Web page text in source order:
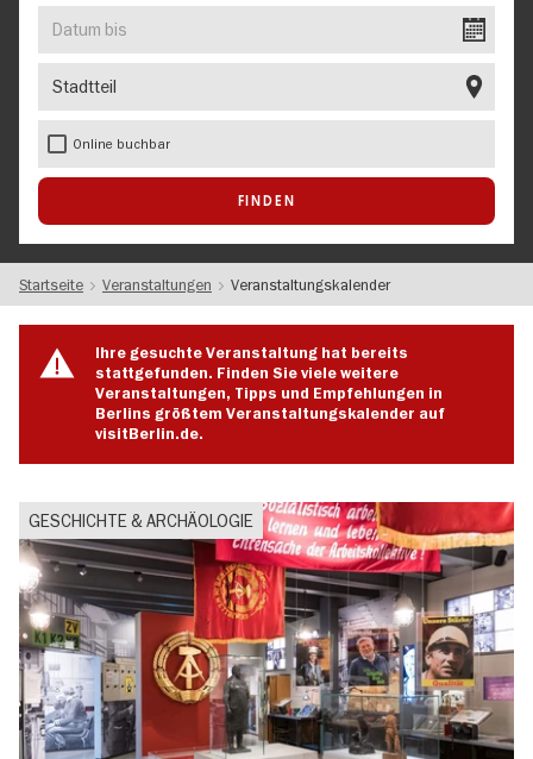
bis
Online buchbar
Startseite Veranstaltungen Veranstaltungskalender
Ihre gesuchte Veranstaltung hat bereits
stattgefunden. Finden Sie viele weitere
Veranstaltungen, Tipps und Empfehlungen in
Berlins größtem Veranstaltungskalender auf
visitBerlin.de.
GESCHICHTE & ARCHÄOLOGIE